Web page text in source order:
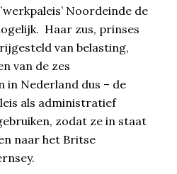
Noordeinde de
Haar zus, prinses
van belasting,
van de zes
in Nederland dus – de
als administratief
zodat ze in staat
naar het Britse